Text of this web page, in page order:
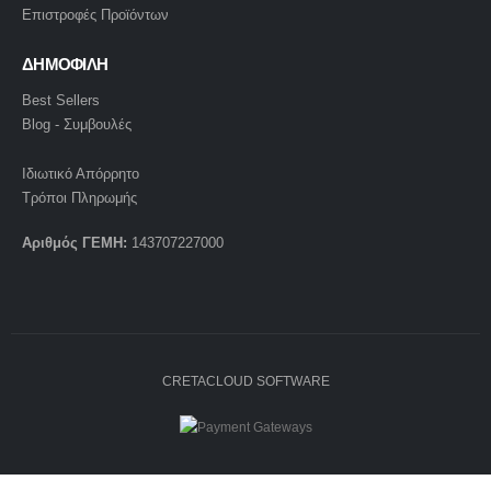
Επιστροφές Προϊόντων
ΔΗΜΟΦΙΛΗ
Best Sellers
Blog - Συμβουλές
Ιδιωτικό Απόρρητο
Τρόποι Πληρωμής
Αριθμός ΓΕΜΗ: 143707227000
CRETACLOUD SOFTWARE